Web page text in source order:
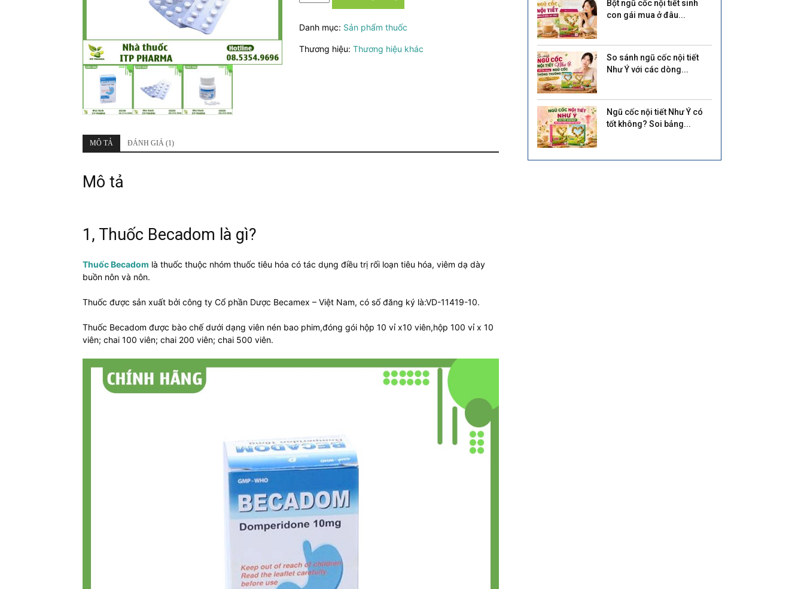
Becadom
Thuốc
trị
số
Danh mục: Sản phẩm thuốc
Thương hiệu: Thương hiệu khác
MÔ TẢ ĐÁNH GIÁ (1)
Mô tả
1, Thuốc Becadom là gì?
Thuốc Becadom là thuốc thuộc nhóm thuốc tiêu hóa có tác dụng điều trị rối loạn tiêu hóa, viêm dạ dày
buồn nôn và nôn.
Thuốc được sản xuất bởi công ty Cổ phần Dược Becamex – Việt Nam, có số đăng ký là:VD-11419-10.
Thuốc Becadom được bào chế dưới dạng viên nén bao phim,đóng gói hộp 10 vỉ x10 viên,hộp 100 vỉ x 10
viên; chai 100 viên; chai 200 viên; chai 500 viên.
Bột ngũ cốc nội tiết sinh
con gái mua ở đâu...
So sánh ngũ cốc nội tiết
Như Ý với các dòng...
Ngũ cốc nội tiết Như Ý có
tốt không? Soi bảng...